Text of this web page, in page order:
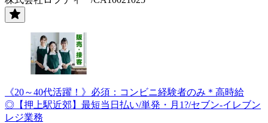
《20～40代活躍！》必須：コンビニ経験者のみ＊高時給
◎【押上駅近郊】最短当日払い/単発・月1?/セブン-イレブン
レジ業務